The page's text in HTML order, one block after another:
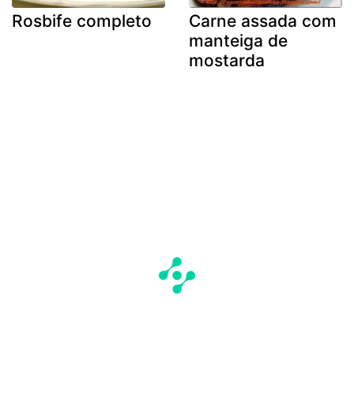
Rosbife completo
Carne assada com
manteiga de
mostarda